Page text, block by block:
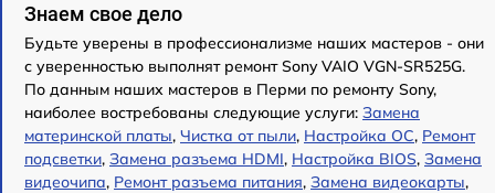
Знаем свое дело
Будьте уверены в профессионализме наших мастеров - они
с уверенностью выполнят ремонт Sony VAIO VGN-SR525G.
По данным наших мастеров в Перми по ремонту Sony,
наиболее востребованы следующие услуги: Замена
материнской платы, Чистка от пыли, Настройка ОС, Ремонт
подсветки, Замена разъема HDMI, Настройка BIOS, Замена
видеочипа, Ремонт разъема питания, Замена видеокарты,